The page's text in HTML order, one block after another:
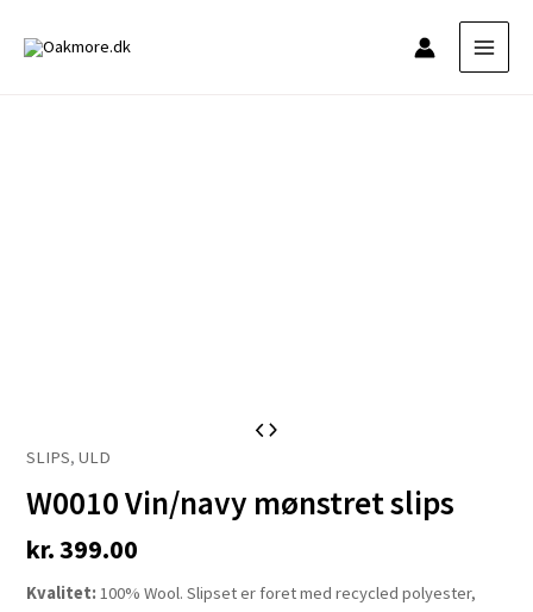
SLIPS,ULD
W0010 Vin/navy mønstret slips
kr.399.00
Kvalitet: 100% Wool. Slipset er foret med recycled polyester,
Vin/navy
mønstret
antal